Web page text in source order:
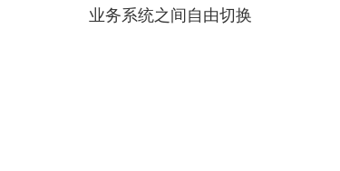
业务系统之间自由切换